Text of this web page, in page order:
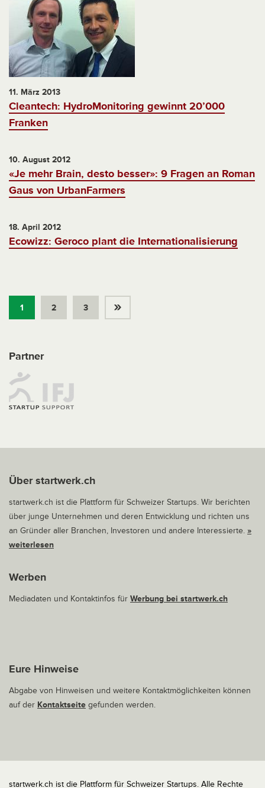
11. März 2013
Cleantech: HydroMonitoring gewinnt 20’000
Franken
10. August 2012
«Je mehr Brain, desto besser»: 9 Fragen an Roman
Gaus von UrbanFarmers
18. April 2012
Ecowizz: Geroco plant die Internationalisierung
1 2 3 »
Partner
Über startwerk.ch
startwerk.ch ist die Plattform für Schweizer Startups. Wir berichten
über junge Unternehmen und deren Entwicklung und richten uns
an Gründer aller Branchen, Investoren und andere Interessierte. »
weiterlesen
Werben
Mediadaten und Kontaktinfos für Werbung bei startwerk.ch
Eure Hinweise
Abgabe von Hinweisen und weitere Kontaktmöglichkeiten können
auf der Kontaktseite gefunden werden.
startwerk.ch ist die Plattform für Schweizer Startups. Alle Rechte